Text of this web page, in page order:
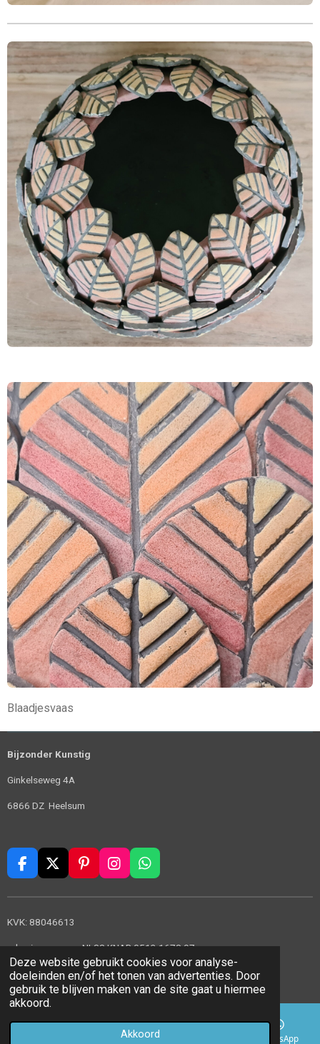
Deze website gebruikt cookies voor analyse-
doeleinden en/of het tonen van advertenties. Door
gebruik te blijven maken van de site gaat u hiermee
akkoord.
Akkoord
Blaadjesvaas
Bijzonder Kunstig
Ginkelseweg 4A
6866 DZ Heelsum
F
a
c
b
o
k
X
P
i
n
e
s
t
I
n
s
r
a
m
W
h
a
p
p
KVK: 88046613
rekeningnummer: NL88 KNAB 0513 1678 97
© 2022 - 2026 Bijzonder Kunstig
Powered byJouwWeb
Telefoonnummer WhatsApp